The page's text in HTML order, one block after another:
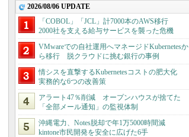
2026/08/06 UPDATE
「COBOL」「JCL」計7000本のAWS移行
2000社を支える給与サービスを襲った危機
VMwareでの自社運用へマネージドKubernetesか
ら移行 脱クラウドに挑む銀行の事例
情シスを直撃するKubernetesコストの肥大化
実務的な6つの改善策
アラート47％削減 オープンハウスが捨てた
「全部メール通知」の監視体制
沖縄電力、Notes脱却で年1万5000時間減
kintone市民開発を安全に広げた6手